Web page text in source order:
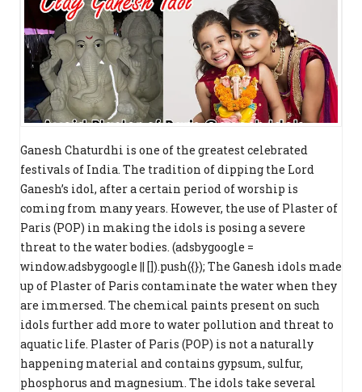
Ganesh Chaturdhi is one of the greatest celebrated
festivals of India. The tradition of dipping the Lord
Ganesh’s idol, after a certain period of worship is
coming from many years. However, the use of Plaster of
Paris (POP) in making the idols is posing a severe
threat to the water bodies. (adsbygoogle =
window.adsbygoogle || []).push({}); The Ganesh idols made
up of Plaster of Paris contaminate the water when they
are immersed. The chemical paints present on such
idols further add more to water pollution and threat to
aquatic life. Plaster of Paris (POP) is not a naturally
happening material and contains gypsum, sulfur,
phosphorus and magnesium. The idols take several